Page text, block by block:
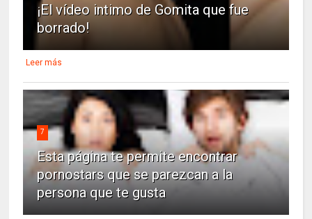
¡El vídeo intimo de Gomita que fue
borrado!
Leer más
7
Esta página te permite encontrar
pornostars que se parezcan a la
persona que te gusta